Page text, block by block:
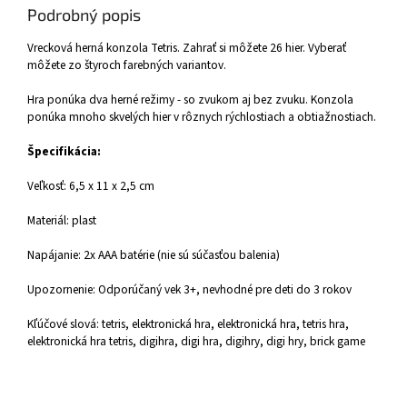
Podrobný popis
Vrecková herná konzola Tetris. Zahrať si môžete 26 hier. Vyberať
môžete zo štyroch farebných variantov.
Hra ponúka dva herné režimy - so zvukom aj bez zvuku. Konzola
ponúka mnoho skvelých hier v rôznych rýchlostiach a obtiažnostiach.
Špecifikácia:
Veľkosť: 6,5 x 11 x 2,5 cm
Materiál: plast
Napájanie: 2x AAA batérie (nie sú súčasťou balenia)
Upozornenie: Odporúčaný vek 3+, nevhodné pre deti do 3 rokov
Kľúčové slová: tetris, elektronická hra, elektronická hra, tetris hra,
elektronická hra tetris, digihra, digi hra, digihry, digi hry, brick game